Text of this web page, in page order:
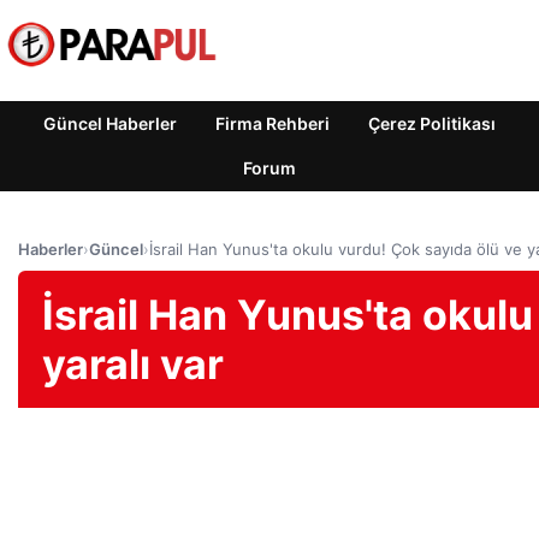
Güncel Haberler Firma Rehberi Çerez Politikası
Forum
Haberler›Güncel›İsrail Han Yunus'ta okulu vurdu! Çok sayıda ölü ve
İsrail Han Yunus'ta
yaralı var